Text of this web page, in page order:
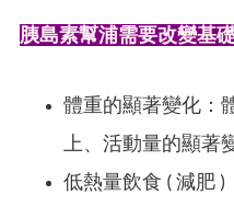
胰島素幫浦需要改變基
體重的顯著變化：
上、活動量的顯著
低熱量飲食 ( 減肥 )